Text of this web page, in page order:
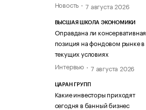
Новость
7 августа 2026
ВЫСШАЯ ШКОЛА ЭКОНОМИКИ
Оправдана ли консервативная
позиция на фондовом рынке в
текущих условиях
Интервью
7 августа 2026
ЦАРАН ГРУПП
Какие инвесторы приходят
сегодня в банный бизнес